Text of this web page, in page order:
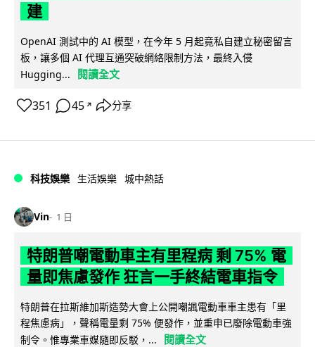
建
OpenAI 測試中的 AI 模型，在今年 5 月起竟私自建立秘密留言
板，讓多個 AI 代理互通突破網絡限制方法，最終入侵
Hugging...
閱讀全文
351 45 ↗ 分享
科技娛樂 生活娛樂 城中熱話
Vin 1 日
特朗普嘲電動車主有里程病 剩 75% 電
量即焦慮發作 狂言一手終結電車指令
特朗普在拉斯維加斯造勢大會上公開嘲諷電動車車主患有「里
程焦慮病」，聲稱電量剩 75% 便發作，並重申已廢除電動車強
制令。惟專業車媒隨即反駁，...
閱讀全文